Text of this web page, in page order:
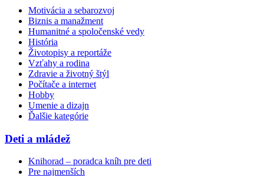
Motivácia a sebarozvoj
Biznis a manažment
Humanitné a spoločenské vedy
História
Životopisy a reportáže
Vzťahy a rodina
Zdravie a životný štýl
Počítače a internet
Hobby
Umenie a dizajn
Ďalšie kategórie
Deti a mládež
Knihorad – poradca kníh pre deti
Pre najmenších